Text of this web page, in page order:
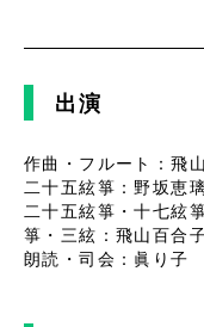
出演
作曲・フルート：飛
二十五絃箏：野坂恵
二十五絃箏・十七絃
箏・三絃：飛山百合
朗読・司会：眞り子